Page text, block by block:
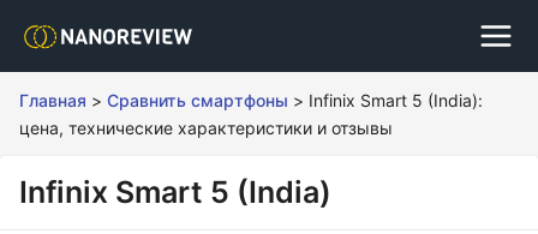
Главная > Сравнить смартфоны > Infinix Smart 5 (India):
цена, технические характеристики и отзывы
Infinix Smart 5 (India)